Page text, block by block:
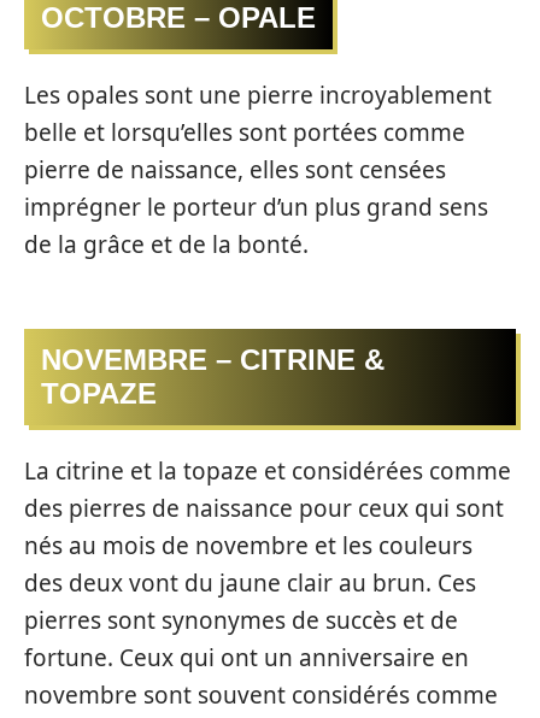
OCTOBRE – OPALE
Les opales sont une pierre incroyablement
belle et lorsqu’elles sont portées comme
pierre de naissance, elles sont censées
imprégner le porteur d’un plus grand sens
de la grâce et de la bonté.
NOVEMBRE – CITRINE &
TOPAZE
La citrine et la topaze et considérées comme
des pierres de naissance pour ceux qui sont
nés au mois de novembre et les couleurs
des deux vont du jaune clair au brun. Ces
pierres sont synonymes de succès et de
fortune. Ceux qui ont un anniversaire en
novembre sont souvent considérés comme